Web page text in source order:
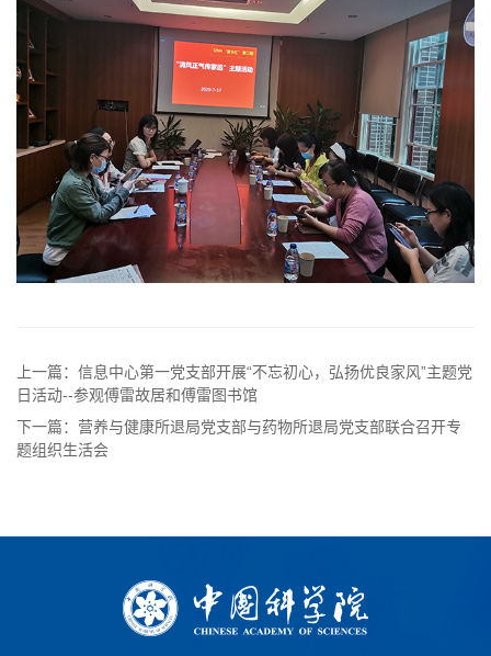
上一篇：信息中心第一党支部开展“不忘初心，弘扬优良家风”主题党
日活动--参观傅雷故居和傅雷图书馆
下一篇：营养与健康所退局党支部与药物所退局党支部联合召开专
题组织生活会